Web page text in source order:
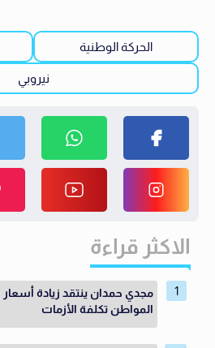
الحركة الوطنية
نيروبي
الاكثر قراءة
مجدي حمدان ينتقد زيادة أسعار
المواطن تكلفة الأزمات